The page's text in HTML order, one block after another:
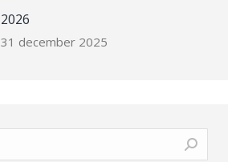
2026
31 december 2025